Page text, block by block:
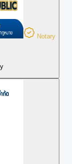
Notary